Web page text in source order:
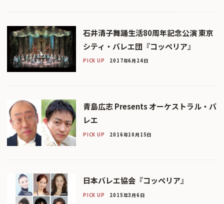
石井清子舞踊生活80周年記念公演 東京
シティ・バレエ団『コッペリア』
PICK UP 2017年6月24日
青島広志 Presents オーケストラル・バ
レエ
PICK UP 2016年10月15日
日本バレエ協会『コッペリア』
PICK UP 2015年3月6日